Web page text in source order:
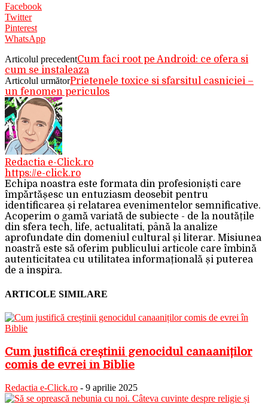
Facebook
Twitter
Pinterest
WhatsApp
Articolul precedentCum faci root pe Android: ce ofera si
cum se instaleaza
Articolul următorPrietenele toxice si sfarsitul casniciei –
un fenomen periculos
Redactia e-Click.ro
https://e-click.ro
Echipa noastra este formata din profesioniști care
împărtășesc un entuziasm deosebit pentru
identificarea și relatarea evenimentelor semnificative.
Acoperim o gamă variată de subiecte - de la noutățile
din sfera tech, life, actualitati, până la analize
aprofundate din domeniul cultural și literar. Misiunea
noastră este să oferim publicului articole care îmbină
autenticitatea cu utilitatea informațională și puterea
de a inspira.
ARTICOLE SIMILARE
Cum justifică creștinii genocidul canaaniților
comis de evrei în Biblie
Redactia e-Click.ro - 9 aprilie 2025